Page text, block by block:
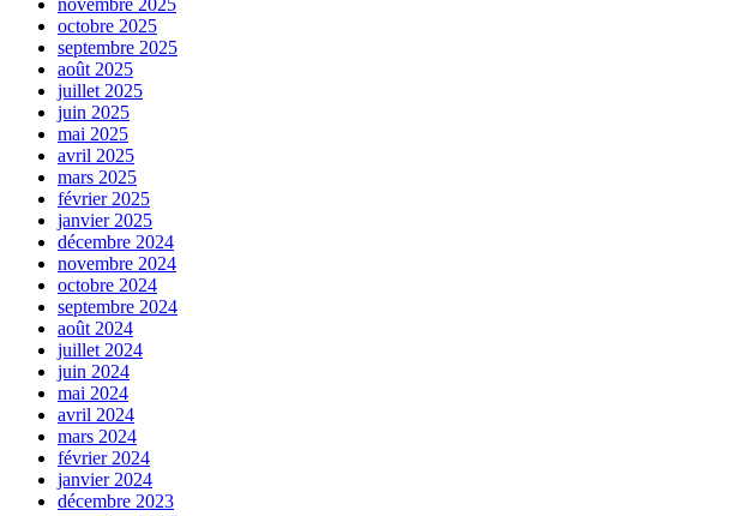
octobre 2025
septembre 2025
août 2025
juillet 2025
juin 2025
mai 2025
avril 2025
mars 2025
février 2025
janvier 2025
décembre 2024
novembre 2024
octobre 2024
septembre 2024
août 2024
juillet 2024
juin 2024
mai 2024
avril 2024
mars 2024
février 2024
janvier 2024
décembre 2023